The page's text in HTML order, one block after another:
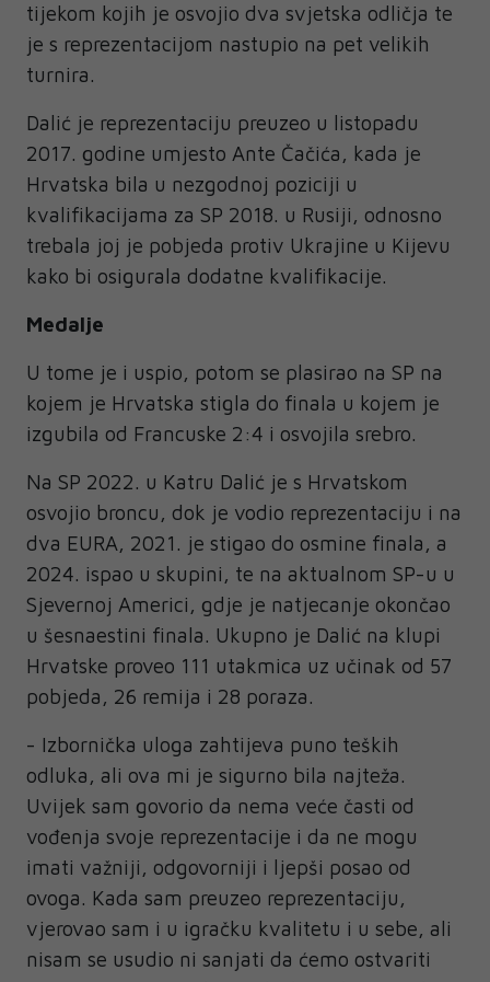
tijekom kojih je osvojio dva svjetska odličja te
je s reprezentacijom nastupio na pet velikih
turnira.
Dalić je reprezentaciju preuzeo u listopadu
2017. godine umjesto Ante Čačića, kada je
Hrvatska bila u nezgodnoj poziciji u
kvalifikacijama za SP 2018. u Rusiji, odnosno
trebala joj je pobjeda protiv Ukrajine u Kijevu
kako bi osigurala dodatne kvalifikacije.
Medalje
U tome je i uspio, potom se plasirao na SP na
kojem je Hrvatska stigla do finala u kojem je
izgubila od Francuske 2:4 i osvojila srebro.
Na SP 2022. u Katru Dalić je s Hrvatskom
osvojio broncu, dok je vodio reprezentaciju i na
dva EURA, 2021. je stigao do osmine finala, a
2024. ispao u skupini, te na aktualnom SP-u u
Sjevernoj Americi, gdje je natjecanje okončao
u šesnaestini finala. Ukupno je Dalić na klupi
Hrvatske proveo 111 utakmica uz učinak od 57
pobjeda, 26 remija i 28 poraza.
- Izbornička uloga zahtijeva puno teških
odluka, ali ova mi je sigurno bila najteža.
Uvijek sam govorio da nema veće časti od
vođenja svoje reprezentacije i da ne mogu
imati važniji, odgovorniji i ljepši posao od
ovoga. Kada sam preuzeo reprezentaciju,
vjerovao sam i u igračku kvalitetu i u sebe, ali
nisam se usudio ni sanjati da ćemo ostvariti